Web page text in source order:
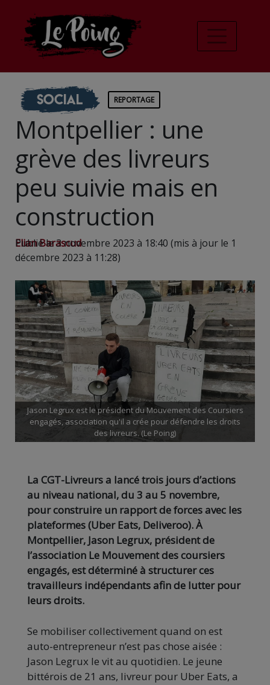
Social REPORTAGE
Montpellier : une
grève des livreurs
peu suivie mais en
construction
Elian Barascud
Publié le 3 novembre 2023 à 18:40 (mis à jour le 1
décembre 2023 à 11:28)
Jason Legrux est le président du Mouvement des Coursiers
engagés, association qu'il a crée pour défendre les droits
des livreurs. (Le Poing)
La CGT-Livreurs a lancé trois jours d’actions
au niveau national, du 3 au 5 novembre,
pour construire un rapport de forces avec les
plateformes (Uber Eats, Deliveroo). À
Montpellier, Jason Legrux, président de
l’association Le Mouvement des coursiers
engagés, est déterminé à structurer ces
travailleurs indépendants afin de lutter pour
leurs droits.
Se mobiliser collectivement quand on est
auto-entrepreneur n’est pas chose aisée :
Jason Legrux le vit au quotidien. Le jeune
bittérois de 21 ans, livreur pour Uber Eats, a